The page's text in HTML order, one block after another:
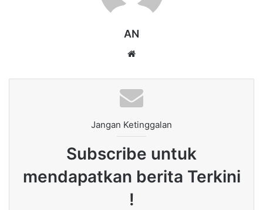
AN
Jangan Ketinggalan
Subscribe untuk
mendapatkan berita Terkini
!